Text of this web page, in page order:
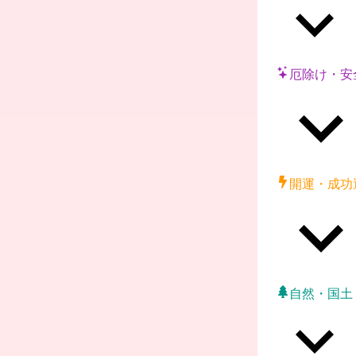
厄除け・安
開運・成功
自然・国土